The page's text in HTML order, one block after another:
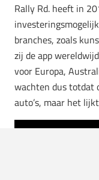
Rally Rd. heeft in
branches, zoals
zij de app
voor Europa,
wachten dus totdat
auto’s, maar het